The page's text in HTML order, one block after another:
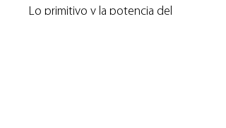
Lo primitivo y la potencia del